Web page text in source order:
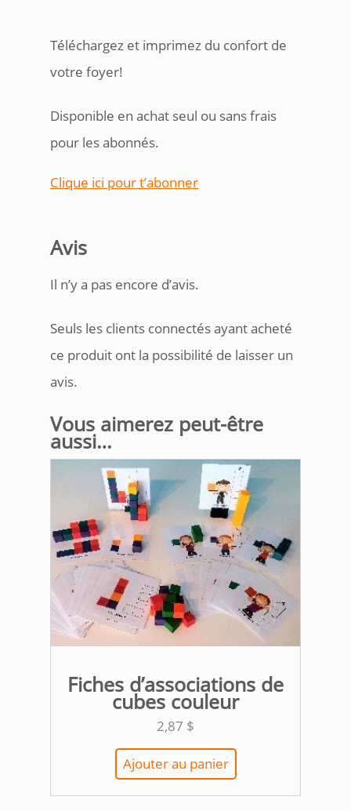
Téléchargez et imprimez du confort de
votre foyer!
Disponible en achat seul ou sans frais
pour les abonnés.
Clique ici pour t’abonner
Avis
Il n’y a pas encore d’avis.
Seuls les clients connectés ayant acheté
ce produit ont la possibilité de laisser un
avis.
Vous aimerez peut-être
aussi…
Fiches d’associations de
cubes couleur
2,87 $
Ajouter au panier